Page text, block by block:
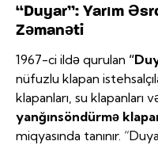
“Duyar”: Yarım
Zəmanəti
1967-ci ildə qurulan
nüfuzlu klapan
klapanları, su klapanları
yanğınsöndürmə
miqyasında tanınır.